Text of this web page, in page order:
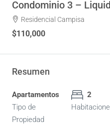
Condominio 3 –
Residencial Campisa
$110,000
Resumen
Apartamentos
Tipo de
Propiedad
2